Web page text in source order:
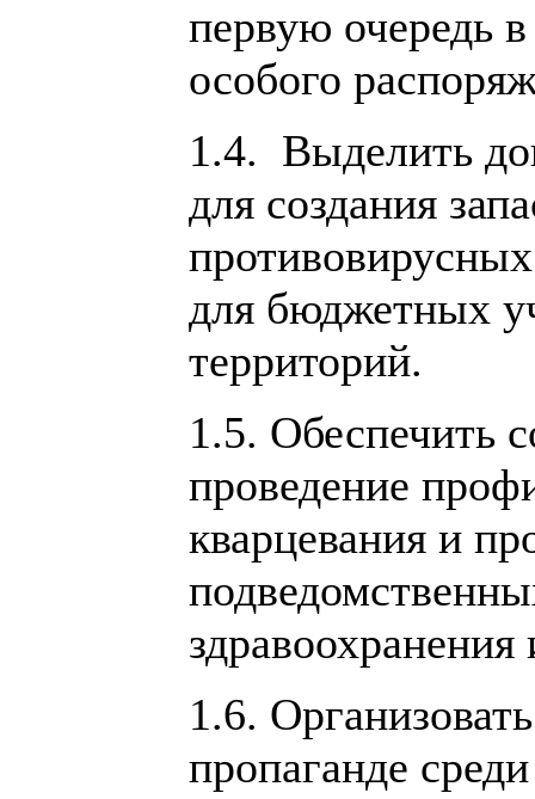
первую очередь
особого
1.4. Выделить
для создания
для бюджетных
территорий.
1.5. Обеспечить
проведение
кварцевания и
1.6.
пропаганде